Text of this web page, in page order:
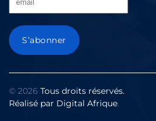
© 2026 Tous droits réservés.
Réalisé par Digital Afrique.